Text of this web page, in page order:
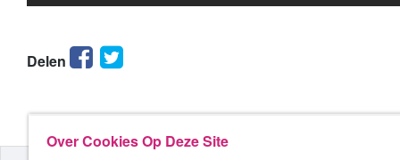
Delen Facebook
Twitter
Over Cookies Op Deze Site